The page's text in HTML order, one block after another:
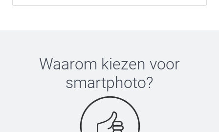
Waarom kiezen voor
smartphoto?